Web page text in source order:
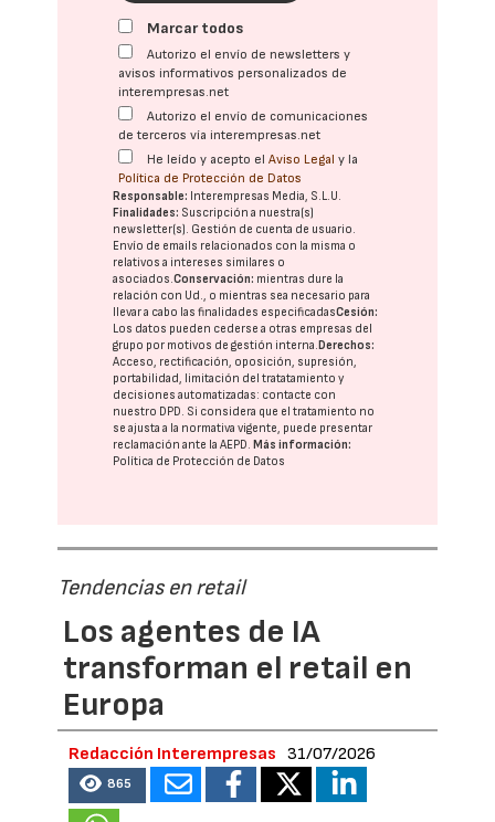
Marcar todos
Autorizo el envío de newsletters y
avisos informativos personalizados de
interempresas.net
Autorizo el envío de comunicaciones
de terceros vía interempresas.net
He leído y acepto elAviso Legal y la
Política de Protección de Datos
Responsable: Interempresas Media, S.L.U.
Finalidades: Suscripción a nuestra(s)
newsletter(s). Gestión de cuenta de usuario.
Envío de emails relacionados con la misma o
relativos a intereses similares o
asociados.Conservación: mientras dure la
relación con Ud., o mientras sea necesario para
llevar a cabo las finalidades especificadasCesión:
Los datos pueden cederse a otras empresas del
grupo por motivos de gestión interna.Derechos:
Acceso, rectificación, oposición, supresión,
portabilidad, limitación del tratatamiento y
decisiones automatizadas: contacte con
nuestro DPD. Si considera que el tratamiento no
se ajusta a la normativa vigente, puede presentar
reclamación ante laAEPD.Más información:
Política de Protección de Datos
Tendencias en retail
Los agentes de IA
transforman el retail en
Europa
Redacción Interempresas 31/07/2026
865